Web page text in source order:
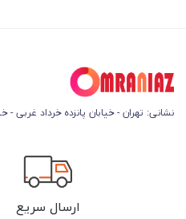
نشانی: تهران - خیابان پانزده خرداد غربی -
ارسال سریع